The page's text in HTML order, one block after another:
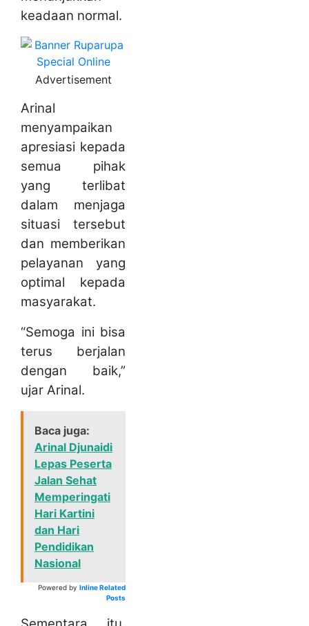
keadaan normal.
Advertisement
Arinal
menyampaikan
apresiasi kepada
semua pihak
yang terlibat
dalam menjaga
situasi tersebut
dan memberikan
pelayanan yang
optimal kepada
masyarakat.
“Semoga ini bisa
terus berjalan
dengan baik,”
ujar Arinal.
Baca juga:
Arinal Djunaidi
Lepas Peserta
Jalan Sehat
Memperingati
Hari Kartini
dan Hari
Pendidikan
Nasional
Powered by Inline Related
Posts